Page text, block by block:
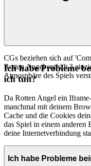
CGs beziehen sich auf
Rotten Angel enthält 3
Atmosphäre des Spiels
Ich habe Probleme
ich tun?
Da Rotten Angel ein
manchmal mit deinem
Cache und die Cookies
das Spiel in einem anderen
deine Internetverbindung
Ich habe Probleme